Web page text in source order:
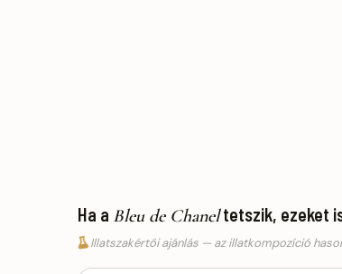
Ha a Bleu de Chaneltetszik, ezeket
Illatszakértői ajánlás — az illatkompozíció